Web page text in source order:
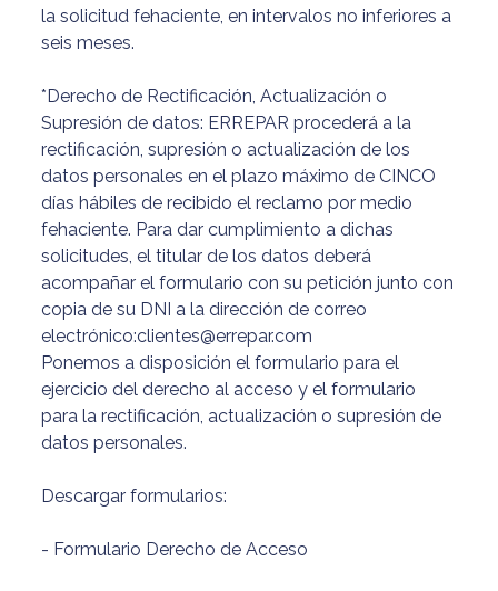
la solicitud fehaciente, en intervalos no inferiores a
seis meses.
*Derecho de Rectificación, Actualización o
Supresión de datos: ERREPAR procederá a la
rectificación, supresión o actualización de los
datos personales en el plazo máximo de CINCO
días hábiles de recibido el reclamo por medio
fehaciente. Para dar cumplimiento a dichas
solicitudes, el titular de los datos deberá
acompañar el formulario con su petición junto con
copia de su DNI a la dirección de correo
electrónico:clientes@errepar.com
Ponemos a disposición el formulario para el
ejercicio del derecho al acceso y el formulario
para la rectificación, actualización o supresión de
datos personales.
Descargar formularios:
- Formulario Derecho de Acceso